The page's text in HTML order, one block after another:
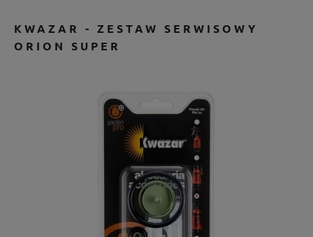
KWAZAR - ZESTAW SERWISOWY
ORION SUPER